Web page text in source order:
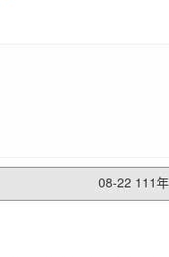
08-22 111